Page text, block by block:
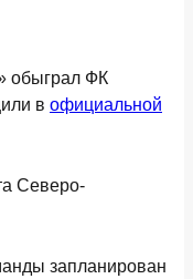
обыграл ФК
в официальной
Северо-
запланирован